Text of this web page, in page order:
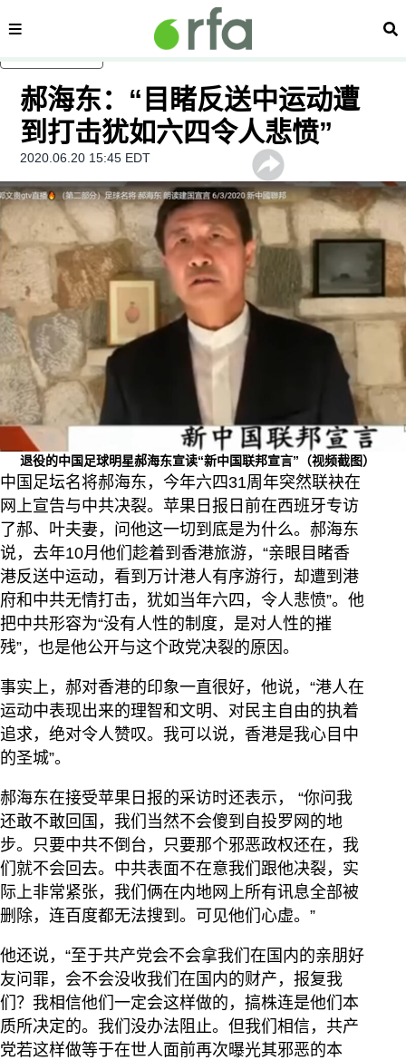
内容分类 搜
郝海东：“目睹反送中运动遭
到打击犹如六四令人悲愤”
2020.06.20 15:45 EDT
退役的中国足球明星郝海东宣读“新中国联邦宣言”（视频截图）
中国足坛名将郝海东，今年六四31周年突然联袂在
网上宣告与中共决裂。苹果日报日前在西班牙专访
了郝、叶夫妻，问他这一切到底是为什么。郝海东
说，去年10月他们趁着到香港旅游，“亲眼目睹香
港反送中运动，看到万计港人有序游行，却遭到港
府和中共无情打击，犹如当年六四，令人悲愤”。他
把中共形容为“没有人性的制度，是对人性的摧
残”，也是他公开与这个政党决裂的原因。
事实上，郝对香港的印象一直很好，他说，“港人在
运动中表现出来的理智和文明、对民主自由的执着
追求，绝对令人赞叹。我可以说，香港是我心目中
的圣城”。
郝海东在接受苹果日报的采访时还表示， “你问我
还敢不敢回国，我们当然不会傻到自投罗网的地
步。只要中共不倒台，只要那个邪恶政权还在，我
们就不会回去。中共表面不在意我们跟他决裂，实
际上非常紧张，我们俩在内地网上所有讯息全部被
删除，连百度都无法搜到。可见他们心虚。”
他还说，“至于共产党会不会拿我们在国内的亲朋好
友问罪，会不会没收我们在国内的财产，报复我
们？我相信他们一定会这样做的，搞株连是他们本
质所决定的。我们没办法阻止。但我们相信，共产
党若这样做等于在世人面前再次曝光其邪恶的本